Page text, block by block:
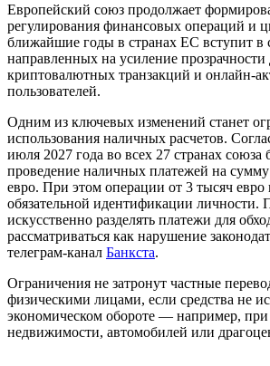
Европейский союз продолжает
регулирования финансовых операций и
ближайшие годы в странах ЕС вступит в
направленных на усиление
криптовалютных транзакций и онлайн-
пользователей.
Одним из ключевых изменений станет
использования наличных расчетов.
июля 2027 года во всех 27 странах союза
проведение наличных платежей на
евро. При этом операции от 3 тысяч евро
обязательной идентификации личности.
искусственно разделять платежи для
рассматриваться как нарушение
телеграм-канал Банкста.
Ограничения не затронут частные
физическими лицами, если средства не
экономическом обороте — например,
недвижимости, автомобилей или